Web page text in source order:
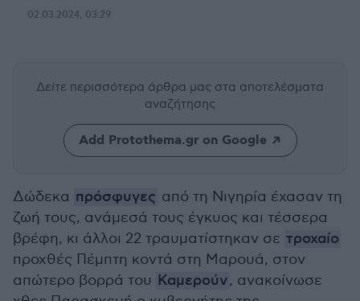
02.03.2024, 03:29
Δείτε περισσότερα άρθρα μας στα αποτελέσματα
αναζήτησης
Add Protothema.gr on Google
Δώδεκα πρόσφυγες από τη Νιγηρία έχασαν τη
ζωή τους, ανάμεσά τους έγκυος και τέσσερα
βρέφη, κι άλλοι 22 τραυματίστηκαν σε τροχαίο
προχθές Πέμπτη κοντά στη Μαρουά, στον
απώτερο βορρά του Καμερούν, ανακοίνωσε